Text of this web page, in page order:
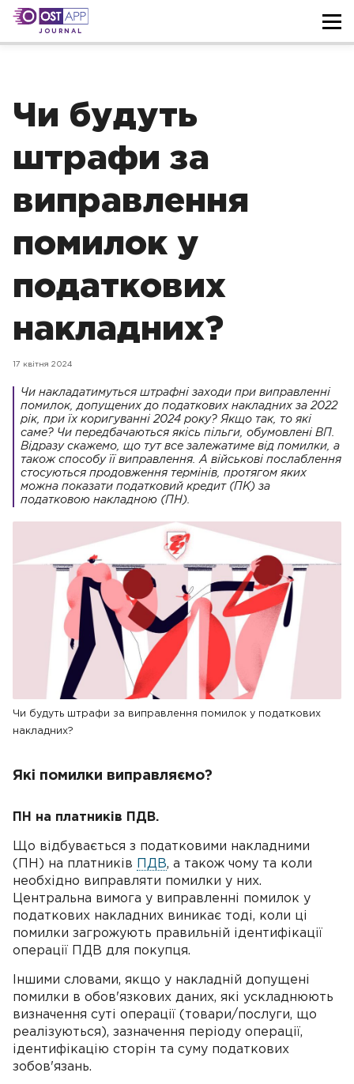
JOURNAL
Чи будуть
штрафи за
виправлення
помилок у
податкових
накладних?
17 квітня 2024
Чи накладатимуться штрафні заходи при виправленні
помилок, допущених до податкових накладних за 2022
рік, при їх коригуванні 2024 року? Якщо так, то які
саме? Чи передбачаються якісь пільги, обумовлені ВП.
Відразу скажемо, що тут все залежатиме від помилки, а
також способу її виправлення. А військові послаблення
стосуються продовження термінів, протягом яких
можна показати податковий кредит (ПК) за
податковою накладною (ПН).
Чи будуть штрафи за виправлення помилок у податкових
накладних?
Які помилки виправляємо?
ПН на платників ПДВ.
Що відбувається з податковими накладними
(ПН) на платників
ПДВ, а також чому та коли
необхідно виправляти помилки у них.
Центральна вимога у виправленні помилок у
податкових накладних виникає тоді, коли ці
помилки загрожують правильній ідентифікації
операції ПДВ для покупця.
Іншими словами, якщо у накладній допущені
помилки в обов'язкових даних, які ускладнюють
визначення суті операції (товари/послуги, що
реалізуються), зазначення періоду операції,
ідентифікацію сторін та суму податкових
зобов'язань.